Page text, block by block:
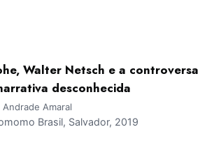
Walter Netsch e a controversa
desconhecida
Amaral
Brasil, Salvador, 2019